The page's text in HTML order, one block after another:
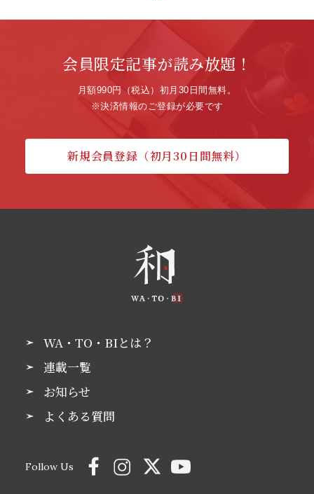
会員限定記事が読み放題！
月額990円（税込）初月30日間無料。
※決済情報のご登録が必要です
新規会員登録（初月30日間無料）
WA・TO・BIとは？
連載一覧
お知らせ
よくある質問
Follow Us